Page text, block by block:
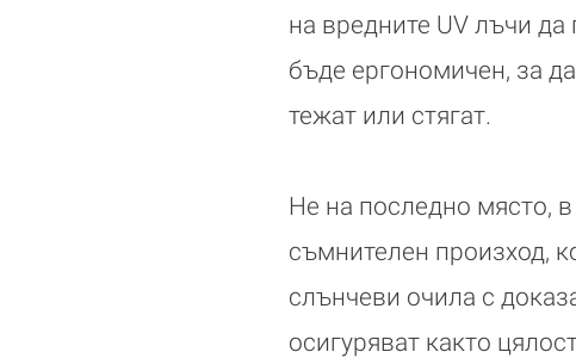
на вредните UV лъчи
бъде ергономичен, за
тежат или стягат.
Не на последно място,
съмнителен произход,
слънчеви очила с
осигуряват както